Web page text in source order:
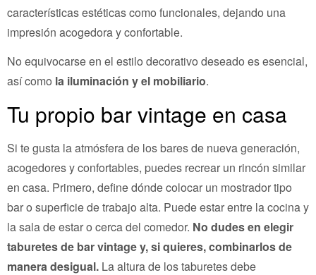
características estéticas como funcionales, dejando una
impresión acogedora y confortable.
No equivocarse en el estilo decorativo deseado es esencial,
así como la iluminación y el mobiliario.
Tu propio bar vintage en casa
Si te gusta la atmósfera de los bares de nueva generación,
acogedores y confortables, puedes recrear un rincón similar
en casa. Primero, define dónde colocar un mostrador tipo
bar o superficie de trabajo alta. Puede estar entre la cocina y
la sala de estar o cerca del comedor. No dudes en elegir
taburetes de bar vintage y, si quieres, combinarlos de
manera desigual. La altura de los taburetes debe